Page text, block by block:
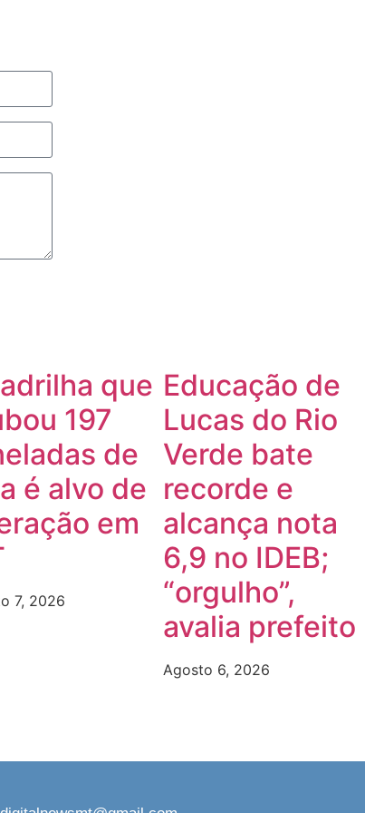
que
197
de
é alvo de
em
7, 2026
Educação de
Lucas do Rio
Verde bate
recorde e
alcança nota
6,9 no IDEB;
“orgulho”,
avalia prefeito
Agosto 6, 2026